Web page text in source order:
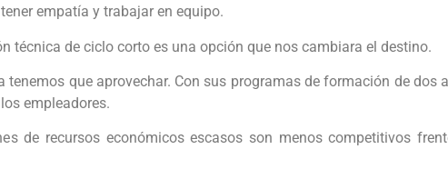
empatía y trabajar en equipo.
técnica de ciclo corto es una opción que nos cambiara el destino.
tenemos que aprovechar. Con sus programas de formación de
empleadores.
de recursos económicos escasos son menos competitivos